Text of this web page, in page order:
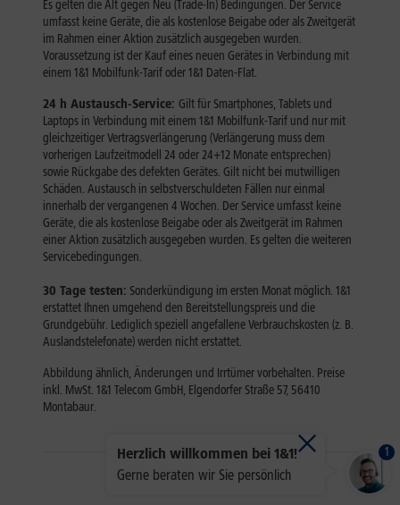
1
Herzlich willkommen bei 1&1!
Gerne beraten wir Sie persönlich